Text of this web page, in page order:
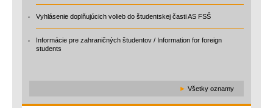
Vyhlásenie doplňujúcich volieb do študentskej časti AS FSŠ
Informácie pre zahraničných študentov / Information for foreign
students
► Všetky oznamy